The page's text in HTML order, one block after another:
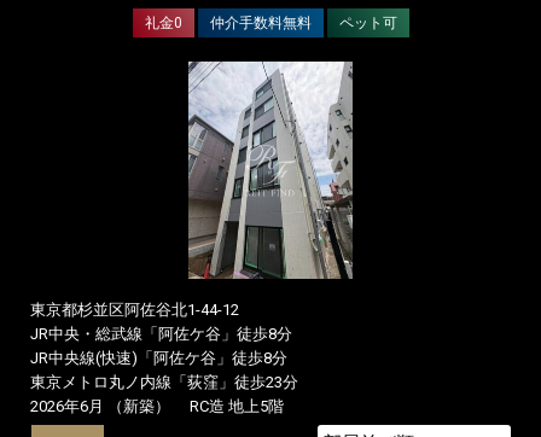
礼金0 仲介手数料無料 ペット可
東京都杉並区阿佐谷北1-44-12
JR中央・総武線「阿佐ケ谷」徒歩8分
JR中央線(快速)「阿佐ケ谷」徒歩8分
東京メトロ丸ノ内線「荻窪」徒歩23分
2026年6月 （新築）
RC造 地上5階